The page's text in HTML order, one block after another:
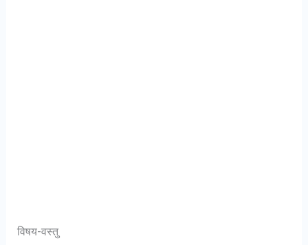
विषय-वस्तु